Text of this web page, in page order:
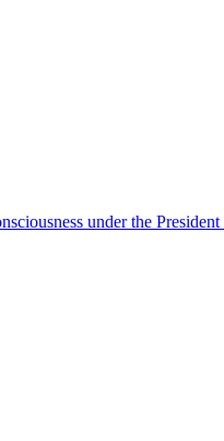
under the